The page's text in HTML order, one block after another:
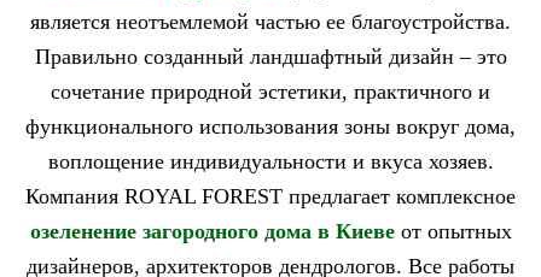
является неотъемлемой частью ее благоустройства.
Правильно созданный ландшафтный дизайн – это
сочетание природной эстетики, практичного и
функционального использования зоны вокруг дома,
воплощение индивидуальности и вкуса хозяев.
Компания ROYAL FOREST предлагает комплексное
озеленение загородного дома в Киеве от опытных
дизайнеров, архитекторов дендрологов. Все работы